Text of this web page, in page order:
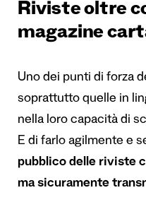
Riviste oltre
magazine
Uno dei punti di forza
soprattutto quelle in
nella loro capacità di
E di farlo agilmente e
pubblico delle riviste
ma sicuramente